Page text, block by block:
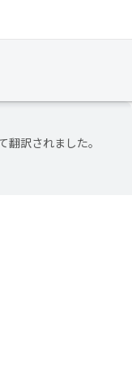
翻訳されました。